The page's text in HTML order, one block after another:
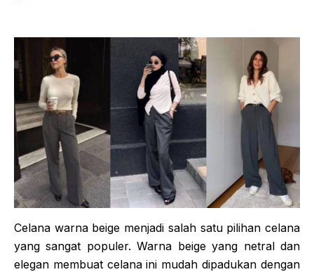
Celana warna beige menjadi salah satu pilihan celana
yang sangat populer. Warna beige yang netral dan
elegan membuat celana ini mudah dipadukan dengan